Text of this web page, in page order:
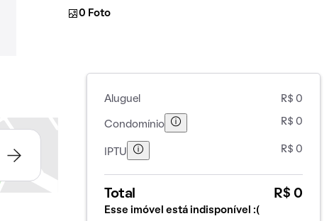
0 Foto
Aluguel R$ 0
Condomínio R$ 0
IPTU R$ 0
Total R$ 0
Esse imóvel está indisponível :(